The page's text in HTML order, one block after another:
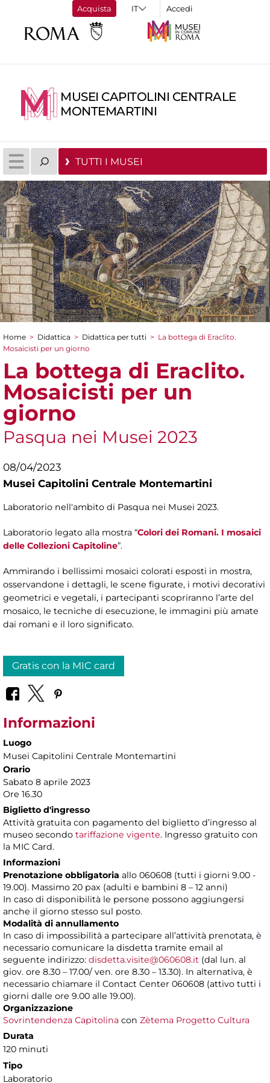
Acquista Accedi
MUSEI CAPITOLINI CENTRALE
MONTEMARTINI
TUTTI I MUSEI
Tu sei qui
Home > Didattica > Didattica per tutti > La bottega di Eraclito.
Mosaicisti per un giorno
La bottega di Eraclito.
Mosaicisti per un
giorno
Pasqua nei Musei 2023
08/04/2023
Musei Capitolini Centrale Montemartini
Laboratorio nell'ambito di Pasqua nei Musei 2023.
Laboratorio legato alla mostra “Colori dei Romani. I mosaici
delle Collezioni Capitoline”.
Ammirando i bellissimi mosaici colorati esposti in mostra,
osservandone i dettagli, le scene figurate, i motivi decorativi
geometrici e vegetali, i partecipanti scopriranno l’arte del
mosaico, le tecniche di esecuzione, le immagini più amate
dai romani e il loro significato.
Gratis con la MIC card
Informazioni
Luogo
Musei Capitolini Centrale Montemartini
Orario
Sabato 8 aprile 2023
Ore 16.30
Biglietto d'ingresso
Attività gratuita con pagamento del biglietto d’ingresso al
museo secondo tariffazione vigente. Ingresso gratuito con
la MIC Card.
Informazioni
Prenotazione obbligatoria allo 060608 (tutti i giorni 9.00 -
19.00). Massimo 20 pax (adulti e bambini 8 – 12 anni)
In caso di disponibilità le persone possono aggiungersi
anche il giorno stesso sul posto.
Modalità di annullamento
In caso di impossibilità a partecipare all’attività prenotata, è
necessario comunicare la disdetta tramite email al
seguente indirizzo: disdetta.visite@060608.it (dal lun. al
giov. ore 8.30 – 17.00/ ven. ore 8.30 – 13.30). In alternativa, è
necessario chiamare il Contact Center 060608 (attivo tutti i
giorni dalle ore 9.00 alle 19.00).
Organizzazione
Sovrintendenza Capitolina con Zètema Progetto Cultura
Durata
120 minuti
Tipo
Laboratorio